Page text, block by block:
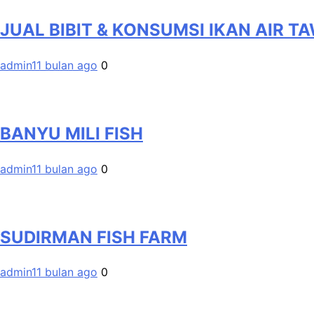
JUAL BIBIT & KONSUMSI IKAN AIR
admin11 bulan ago 0
BANYU MILI FISH
admin11 bulan ago 0
SUDIRMAN FISH FARM
admin11 bulan ago 0